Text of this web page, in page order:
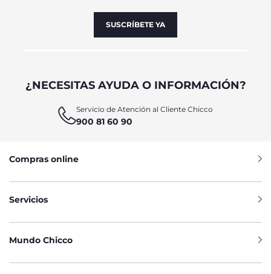
SUSCRÍBETE YA
¿NECESITAS AYUDA O INFORMACIÓN?
Servicio de Atención al Cliente Chicco
900 81 60 90
Compras online
Servicios
Mundo Chicco